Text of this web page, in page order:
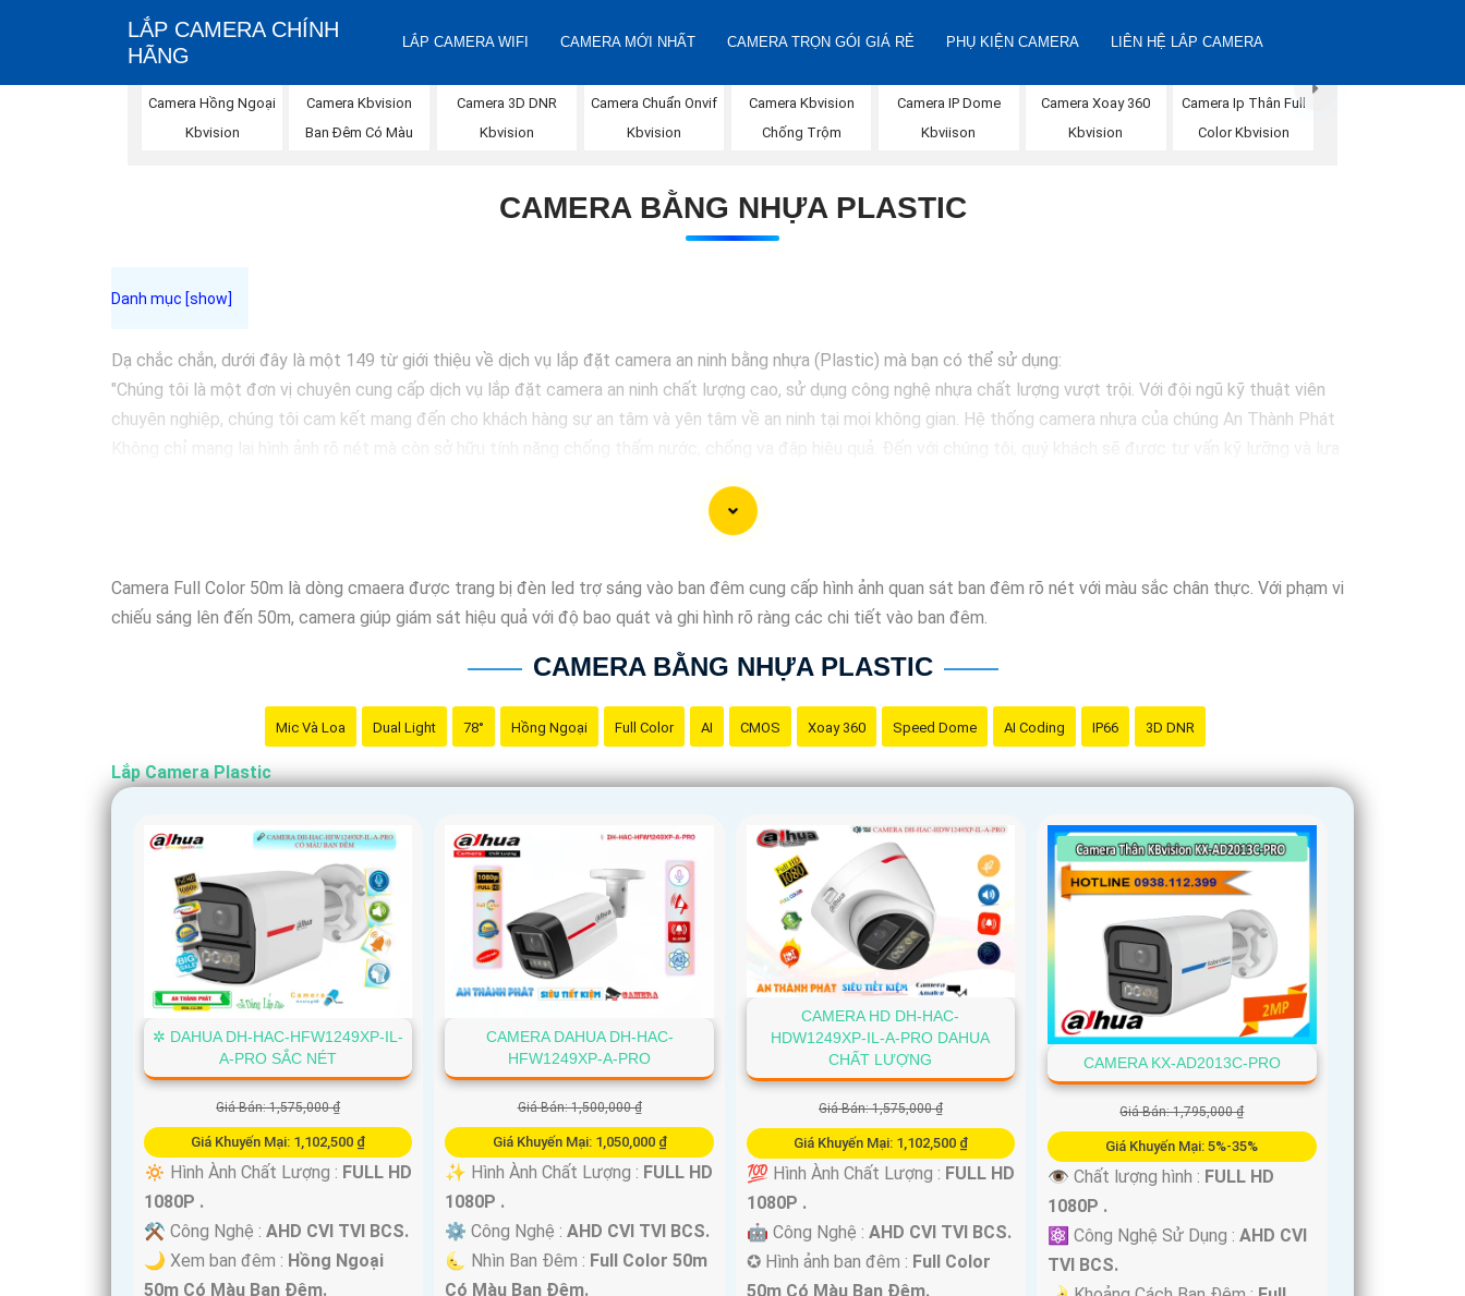
LẮP CAMERA CHÍNH
HÃNG
LẮP CAMERA WIFI CAMERA MỚI NHẤT CAMERA TRỌN GÓI GIÁ RẺ PHỤ KIỆN CAMERA LIÊN HỆ LẮP CAMERA
Camera Hồng Ngoại
Kbvision
Camera Kbvision
Ban Đêm Có Màu
Camera 3D DNR
Kbvision
Camera Chuẩn Onvif
Kbvision
Camera Kbvision
Chống Trộm
Camera IP Dome
Kbviison
Camera Xoay 360
Kbvision
Camera Ip Thân Full
Color Kbvision
CAMERA BẰNG NHỰA PLASTIC
Dạ chắc chắn, dưới đây là một 149 từ giới thiệu về dịch vụ lắp đặt camera an ninh bằng nhựa (Plastic) mà bạn có thể sử dụng:
"Chúng tôi là một đơn vị chuyên cung cấp dịch vụ lắp đặt camera an ninh chất lượng cao, sử dụng công nghệ nhựa chất lượng vượt trội. Với đội ngũ kỹ thuật viên
chuyên nghiệp, chúng tôi cam kết mang đến cho khách hàng sự an tâm và yên tâm về an ninh tại mọi không gian. Hệ thống camera nhựa của chúng An Thành Phát
Camera Full Color 50m là dòng cmaera được trang bị đèn led trợ sáng vào ban đêm cung cấp hình ảnh quan sát ban đêm rõ nét với màu sắc chân thực. Với phạm vi
chiếu sáng lên đến 50m, camera giúp giám sát hiệu quả với độ bao quát và ghi hình rõ ràng các chi tiết vào ban đêm.
CAMERA BẰNG NHỰA PLASTIC
Mic Và Loa Dual Light 78° Hồng Ngoại Full Color AI CMOS Xoay 360 Speed Dome AI Coding IP66 3D DNR
Lắp Camera Plastic
✲ DAHUA DH-HAC-HFW1249XP-IL-
A-PRO SẮC NÉT
Giá Bán: 1,575,000 ₫
Giá Khuyến Mại: 1,102,500 ₫
🔅 Hình Ành Chất Lượng : FULL HD
1080P .
⚒ Công Nghệ : AHD CVI TVI BCS.
🌙 Xem ban đêm : Hồng Ngoại
50m Có Màu Ban Ðêm.
CAMERA DAHUA DH-HAC-
HFW1249XP-A-PRO
Giá Bán: 1,500,000 ₫
Giá Khuyến Mại: 1,050,000 ₫
✨ Hình Ành Chất Lượng : FULL HD
1080P .
⚙ Công Nghệ :AHD CVI TVI BCS.
🌜 Nhìn Ban Đêm : Full Color 50m
Có Màu Ban Ðêm.
CAMERA HD DH-HAC-
HDW1249XP-IL-A-PRO DAHUA
CHẤT LƯỢNG
Giá Bán: 1,575,000 ₫
Giá Khuyến Mại: 1,102,500 ₫
💯 Hình Ành Chất Lượng : FULL HD
1080P .
🤖️ Công Nghệ : AHD CVI TVI BCS.
✪ Hình ảnh ban đêm : Full Color
50m Có Màu Ban Ðêm.
CAMERA KX-AD2013C-PRO
Giá Bán: 1,795,000 ₫
Giá Khuyến Mại: 5%-35%
👁 Chất lượng hình : FULL HD
1080P .
⚛️ Công Nghệ Sử Dụng :AHD CVI
TVI BCS.